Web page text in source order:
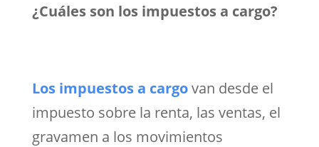
¿Cuáles son los impuestos a cargo?
Los impuestos a cargovan desde el
impuesto sobre la renta, las ventas, el
gravamen a los movimientos